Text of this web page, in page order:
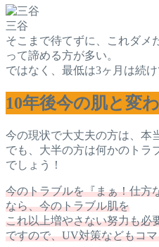
三谷
そこまで待てずに、これダメ
って諦める方が多い。
ではなく、最低は3ヶ月は続け
10年後今の肌と変
今の現状で大丈夫の方は、本
でも、大半の方は何かのトラ
でしょう！
今のトラブルを『まぁ！仕方
なら、今のトラブル肌を
これ以上増やさない努力も必
ですので、UV対策などもコ